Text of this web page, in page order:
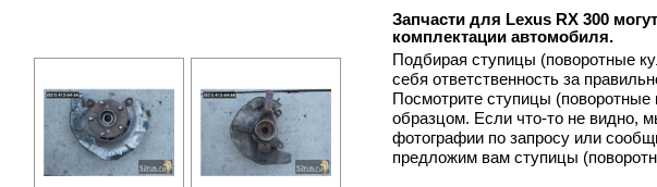
Запчасти для Lexus RX 300
комплектации автомобиля.
Подбирая ступицы (поворотные
себя ответственность за
Посмотрите ступицы
образцом. Если что-то не видно,
фотографии по запросу или
предложим вам ступицы